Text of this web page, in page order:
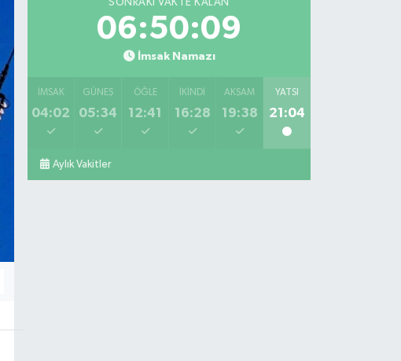
SONRAKI VAKTE KALAN
06:50:08
İmsak Namazı
İMSAK
04:02
GÜNEŞ
05:34
ÖĞLE
12:41
İKINDI
16:28
AKŞAM
19:38
YATSI
21:04
Aylık Vakitler